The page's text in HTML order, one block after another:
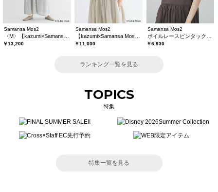
Samansa Mos2
￥13,200
Samansa Mos2
￥11,000
Samansa Mos2
￥6,930
ランキング一覧を見る
TOPICS
特集
特集一覧を見る